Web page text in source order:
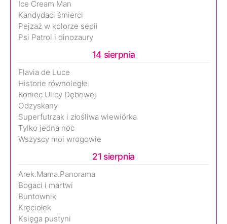
Ice Cream Man
Kandydaci śmierci
Pejzaż w kolorze sepii
Psi Patrol i dinozaury
14 sierpnia
Flavia de Luce
Historie równoległe
Koniec Ulicy Dębowej
Odzyskany
Superfutrzak i złośliwa wiewiórka
Tylko jedna noc
Wszyscy moi wrogowie
21 sierpnia
Arek.Mama.Panorama
Bogaci i martwi
Buntownik
Kręciołek
Księga pustyni